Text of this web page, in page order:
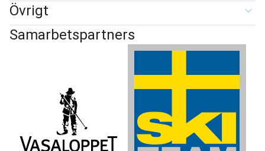
Övrigt
Samarbetspartners